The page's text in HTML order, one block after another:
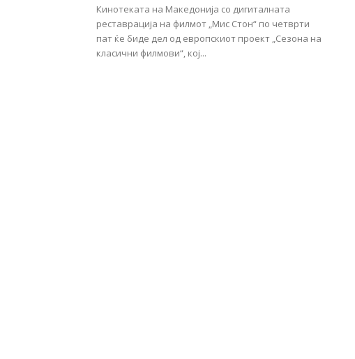
Кинотеката на Македонија со дигиталната
реставрација на филмот „Мис Стон“ по четврти
пат ќе биде дел од европскиот проект „Сезона на
класични филмови“, кој...